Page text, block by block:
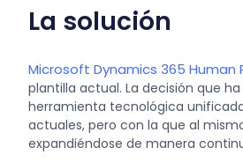
La solución
Microsoft Dynamics 365 Human
plantilla actual. La decisión que
herramienta tecnológica
actuales, pero con la que al
expandiéndose de manera